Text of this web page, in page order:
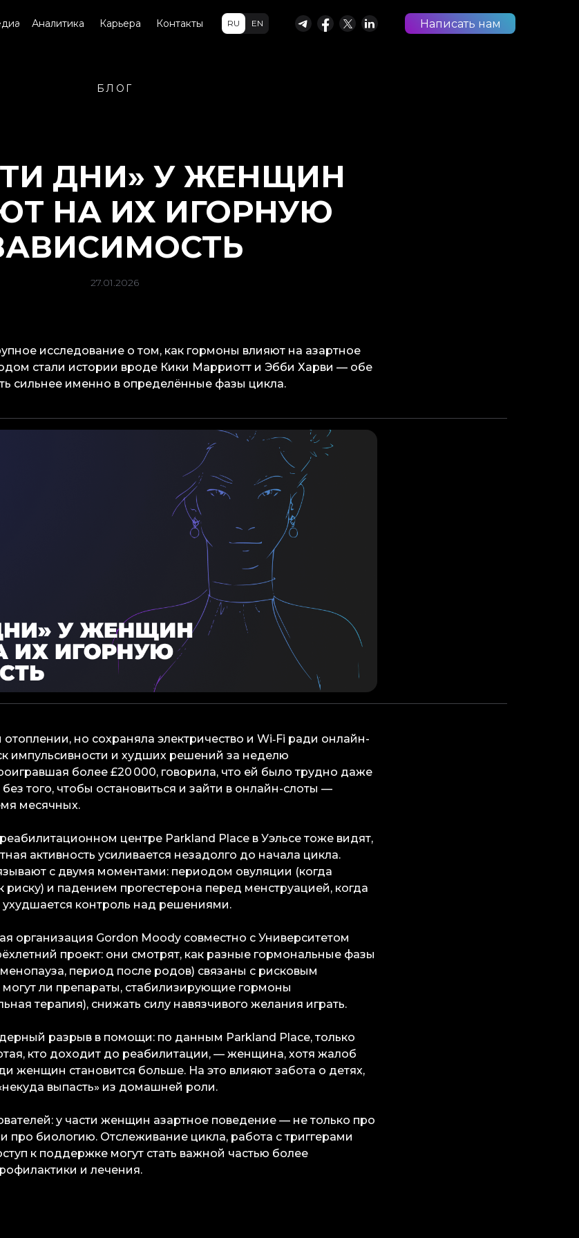
Написать нам
RU EN
Аналитика Контакты
Карьера
БЛОГ
ДНИ» У ЖЕНЩИН
НА ИХ ИГОРНУЮ
27.01.2026
исследование о том, как гормоны влияют на азартное
стали истории вроде Кики Марриотт и Эбби Харви — обе
сильнее именно в определённые фазы цикла.
но сохраняла электричество и Wi‑Fi ради онлайн-
импульсивности и худших решений за неделю
более £20 000, говорила, что ей было трудно даже
того, чтобы остановиться и зайти в онлайн-слоты —
месячных.
центре Parkland Place в Уэльсе тоже видят,
активность усиливается незадолго до начала цикла.
с двумя моментами: периодом овуляции (когда
риску) и падением прогестерона перед менструацией, когда
ухудшается контроль над решениями.
организация Gordon Moody совместно с Университетом
проект: они смотрят, как разные гормональные фазы
период после родов) связаны с рисковым
ли препараты, стабилизирующие гормоны
терапия), снижать силу навязчивого желания играть.
разрыв в помощи: по данным Parkland Place, только
кто доходит до реабилитации, — женщина, хотя жалоб
женщин становится больше. На это влияют забота о детях,
выпасть» из домашней роли.
у части женщин азартное поведение — не только про
про биологию. Отслеживание цикла, работа с триггерами
к поддержке могут стать важной частью более
и лечения.